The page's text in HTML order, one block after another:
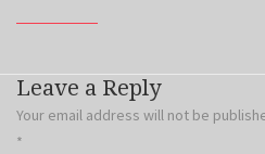
Leave a Reply
Your email address will not be
*